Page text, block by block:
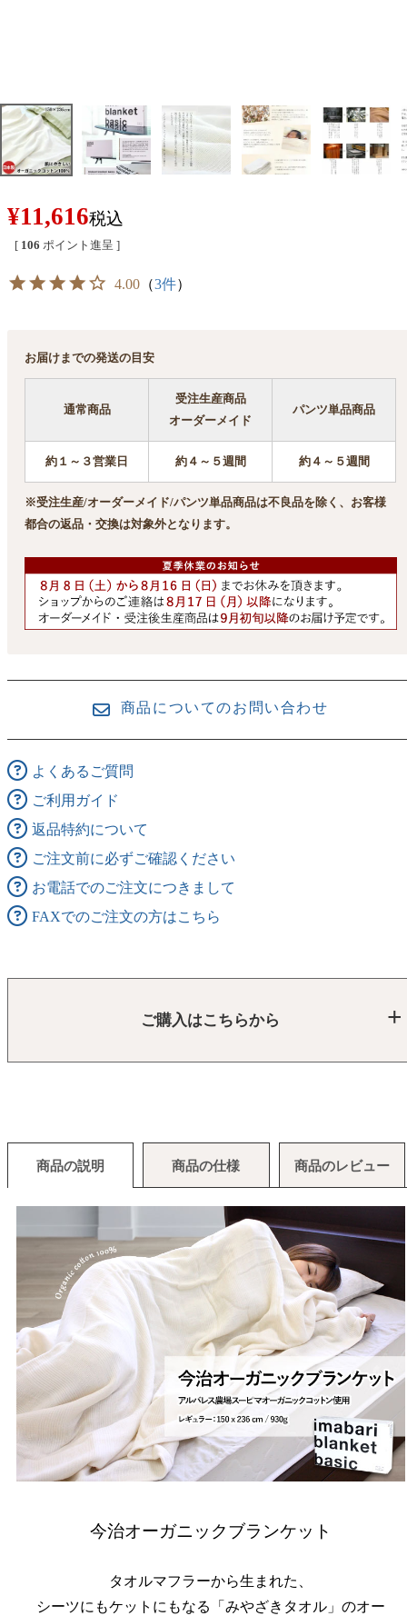
¥11,616税込
[ 106 ポイント進呈 ]
4.00 （3件）
お届けまでの発送の目安
通常商品
受注生産商品
オーダーメイド
パンツ単品商品
約１～３営業日 約４～５週間 約４～５週間
※受注生産/オーダーメイド/パンツ単品商品は不良品を除く、お客様
都合の返品・交換は対象外となります。
商品についてのお問い合わせ
よくあるご質問
ご利用ガイド
返品特約について
ご注文前に必ずご確認ください
お電話でのご注文につきまして
FAXでのご注文の方はこちら
ご購入はこちらから
商品の説明 商品の仕様 商品のレビュー
今治オーガニックブランケット
タオルマフラーから生まれた、
シーツにもケットにもなる「みやざきタオル」のオー